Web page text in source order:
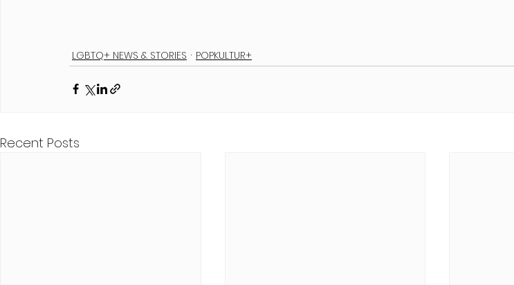
LGBTQ+ NEWS & STORIES POPKULTUR+
Recent Posts